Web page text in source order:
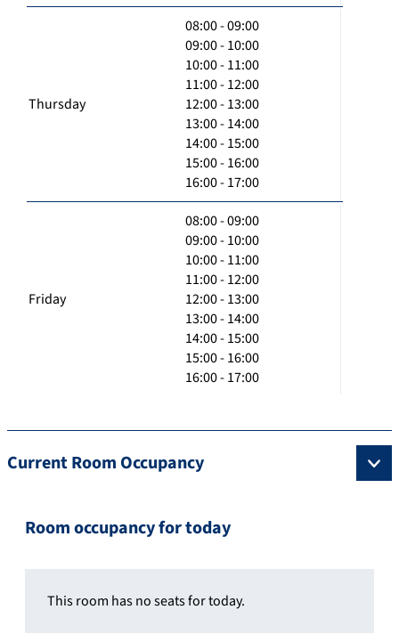
Thursday
08:00 - 09:00
09:00 - 10:00
10:00 - 11:00
11:00 - 12:00
12:00 - 13:00
13:00 - 14:00
14:00 - 15:00
15:00 - 16:00
16:00 - 17:00
Friday
08:00 - 09:00
09:00 - 10:00
10:00 - 11:00
11:00 - 12:00
12:00 - 13:00
13:00 - 14:00
14:00 - 15:00
15:00 - 16:00
16:00 - 17:00
Current Room Occupancy
Room occupancy for today
This room has no seats for today.